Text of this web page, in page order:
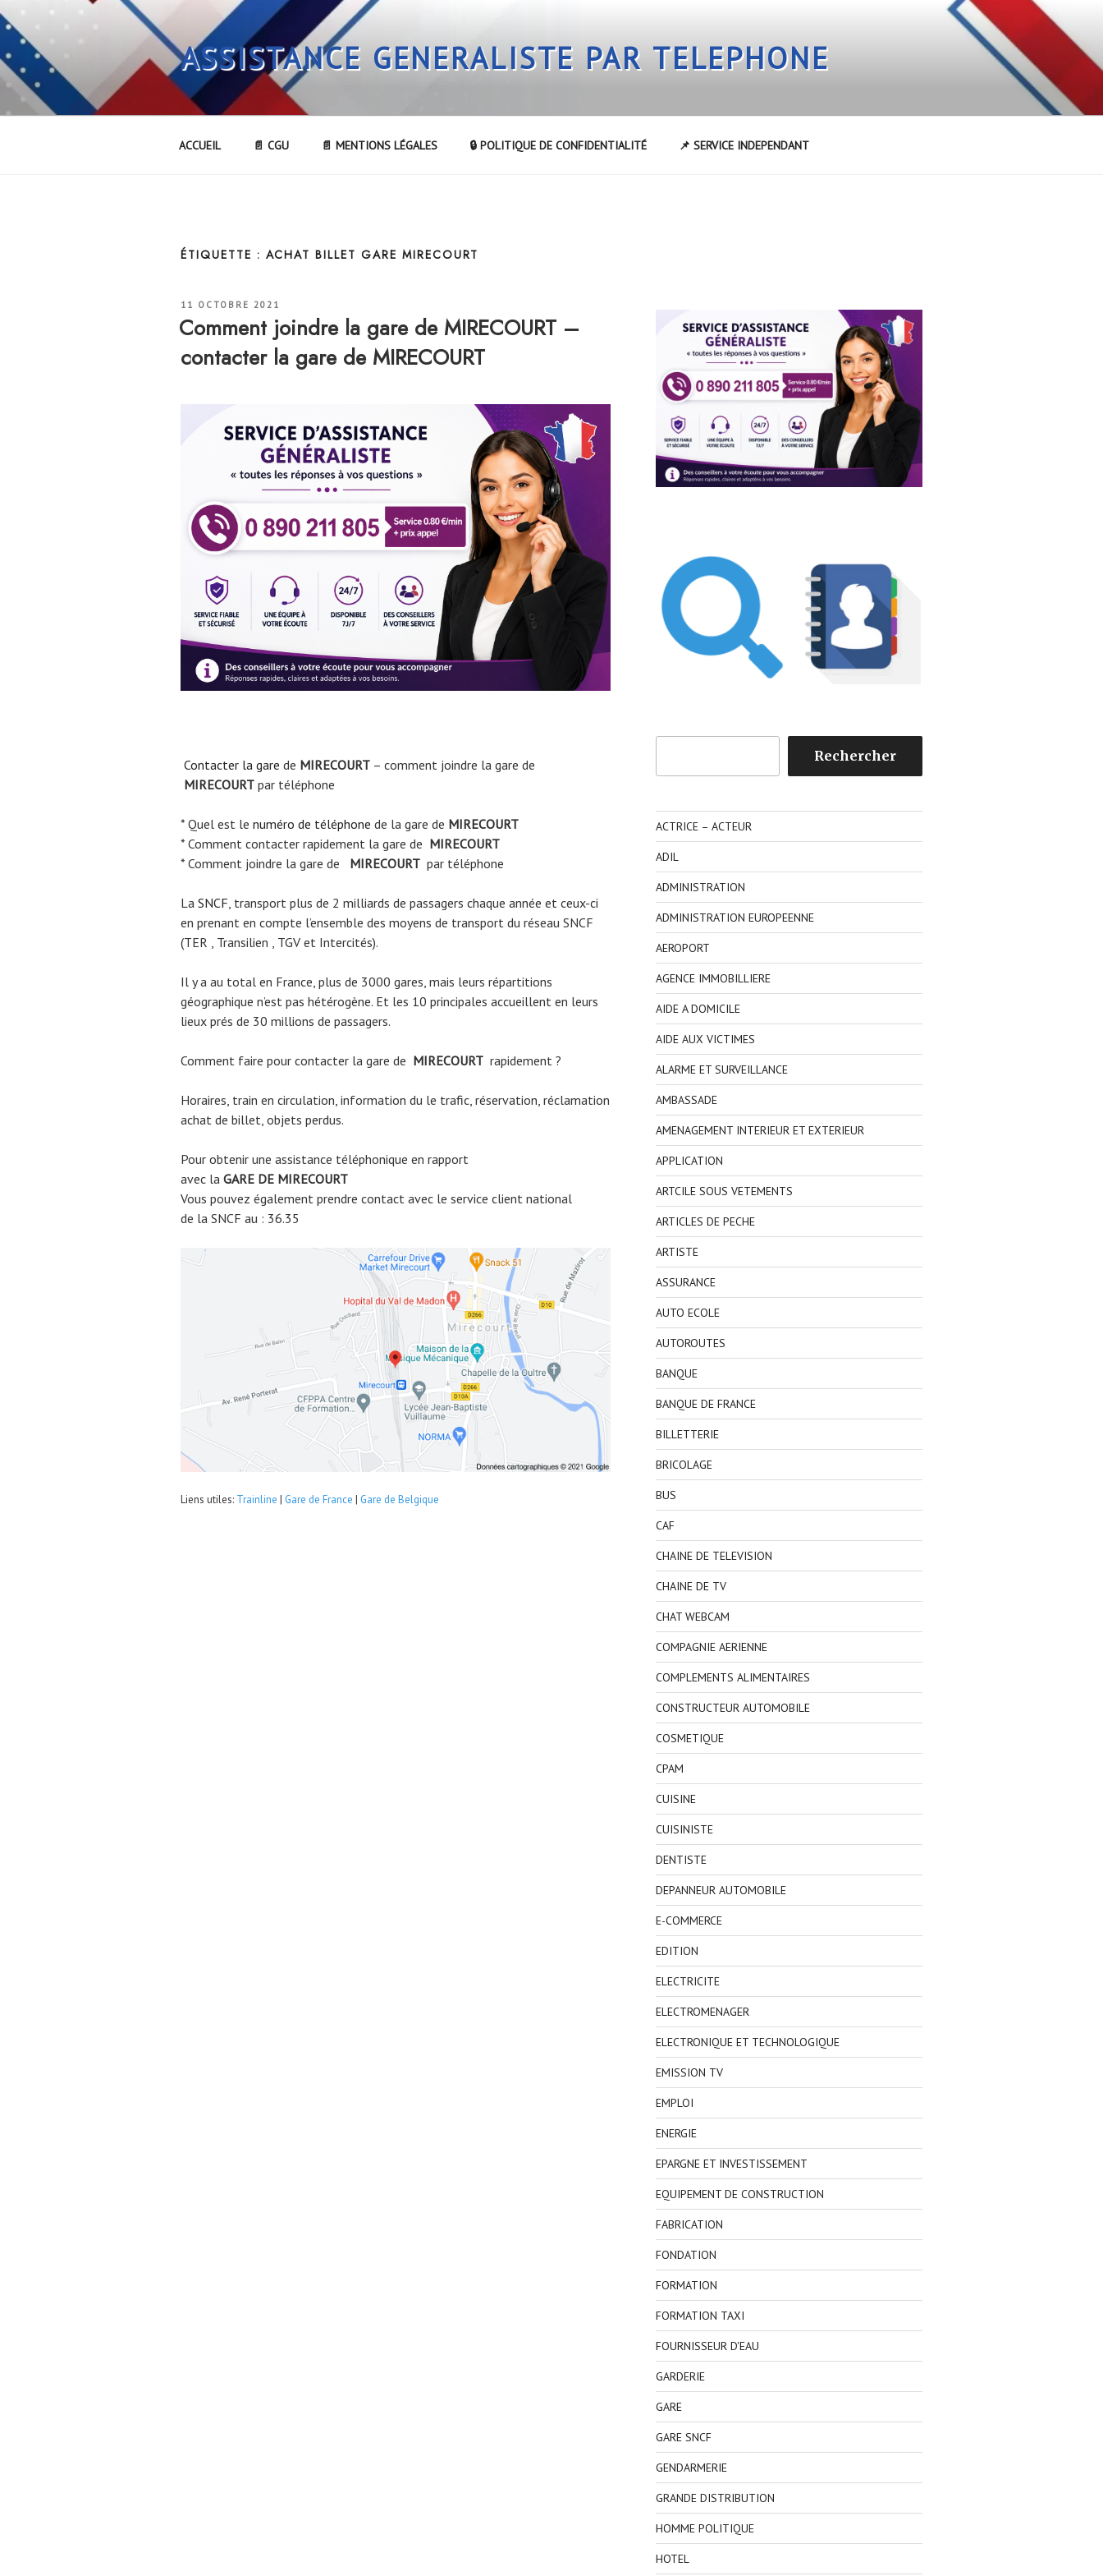
Aller
au
contenu
principal
ASSISTANCE GENERALISTE PAR TELEPHONE
ACCUEIL 📄 CGU 📄 MENTIONS LÉGALES 🔒 POLITIQUE DE CONFIDENTIALITÉ 📌 SERVICE INDEPENDANT
ÉTIQUETTE : ACHAT BILLET GARE MIRECOURT
PUBLIÉ
11 OCTOBRE 2021
Comment joindre la gare de MIRECOURT –
contacter la gare de MIRECOURT
Contacter la gare de MIRECOURT – comment joindre la gare de
MIRECOURT par téléphone
* Quel est le numéro de téléphone de la gare de MIRECOURT
* Comment contacter rapidement la gare de MIRECOURT
* Comment joindre la gare de
MIRECOURT par téléphone
La SNCF, transport plus de 2 milliards de passagers chaque année et ceux-ci
en prenant en compte l’ensemble des moyens de transport du réseau SNCF
(TER , Transilien , TGV et Intercités).
Il y a au total en France, plus de 3000 gares, mais leurs répartitions
géographique n’est pas hétérogène. Et les 10 principales accueillent en leurs
lieux prés de 30 millions de passagers.
Comment faire pour contacter la gare de MIRECOURT rapidement ?
Horaires, train en circulation, information du le trafic, réservation, réclamation
achat de billet, objets perdus.
Pour obtenir une assistance téléphonique en rapport
avec la GARE DE MIRECOURT
Vous pouvez également prendre contact avec le service client national
de la SNCF au : 36.35
Liens utiles: Trainline | Gare de France | Gare de Belgique
Rechercher
ACTRICE – ACTEUR
ADIL
ADMINISTRATION
ADMINISTRATION EUROPEENNE
AEROPORT
AGENCE IMMOBILLIERE
AIDE A DOMICILE
AIDE AUX VICTIMES
ALARME ET SURVEILLANCE
AMBASSADE
AMENAGEMENT INTERIEUR ET EXTERIEUR
APPLICATION
ARTCILE SOUS VETEMENTS
ARTICLES DE PECHE
ARTISTE
ASSURANCE
AUTO ECOLE
AUTOROUTES
BANQUE
BANQUE DE FRANCE
BILLETTERIE
BRICOLAGE
BUS
CAF
CHAINE DE TELEVISION
CHAINE DE TV
CHAT WEBCAM
COMPAGNIE AERIENNE
COMPLEMENTS ALIMENTAIRES
CONSTRUCTEUR AUTOMOBILE
COSMETIQUE
CPAM
CUISINE
CUISINISTE
DENTISTE
DEPANNEUR AUTOMOBILE
E-COMMERCE
EDITION
ELECTRICITE
ELECTROMENAGER
ELECTRONIQUE ET TECHNOLOGIQUE
EMISSION TV
EMPLOI
ENERGIE
EPARGNE ET INVESTISSEMENT
EQUIPEMENT DE CONSTRUCTION
FABRICATION
FONDATION
FORMATION
FORMATION TAXI
FOURNISSEUR D'EAU
GARDERIE
GARE
GARE SNCF
GENDARMERIE
GRANDE DISTRIBUTION
HOMME POLITIQUE
HOTEL